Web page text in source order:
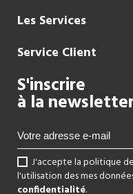
Les Services
Service Client
S'inscrire
à la
J'accepte la politique
l'utilisation des mes
confidentialité.